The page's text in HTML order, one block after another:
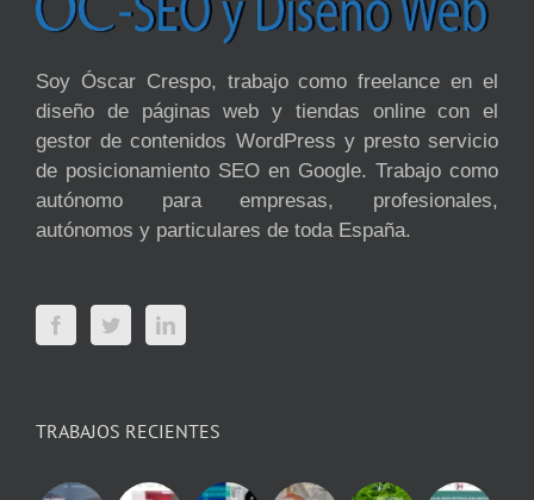
Soy Óscar Crespo, trabajo como freelance en el
diseño de páginas web y tiendas online con el
gestor de contenidos WordPress y presto servicio
de posicionamiento SEO en Google. Trabajo como
autónomo para empresas, profesionales,
autónomos y particulares de toda España.
TRABAJOS RECIENTES